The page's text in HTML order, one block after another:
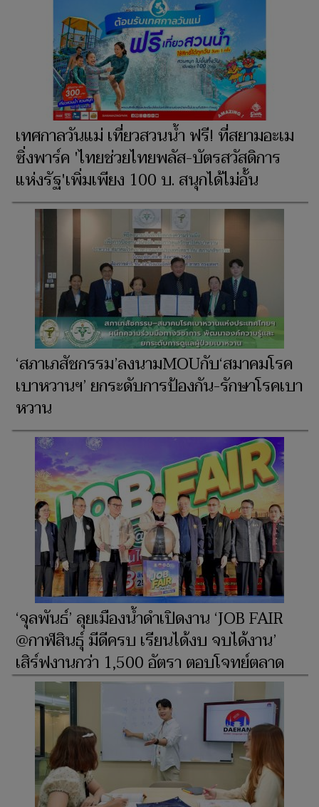
เทศกาลวันแม่ เที่ยวสวนน้ำ ฟรี! ที่สยามอะเม
ซิ่งพาร์ค 'ไทยช่วยไทยพลัส-บัตรสวัสดิการ
แห่งรัฐ'เพิ่มเพียง 100 บ. สนุกได้ไม่อั้น
‘สภาเภสัชกรรม’ลงนามMOUกับ‘สมาคมโรค
เบาหวานฯ’ ยกระดับการป้องกัน-รักษาโรคเบา
หวาน
‘จุลพันธ์’ ลุยเมืองน้ำดำเปิดงาน ‘JOB FAIR
@กาฬสินธุ์ มีดีครบ เรียนได้งบ จบได้งาน’
เสิร์ฟงานกว่า 1,500 อัตรา ตอบโจทย์ตลาด
แรงงานสู่ยุคดิจิทัล